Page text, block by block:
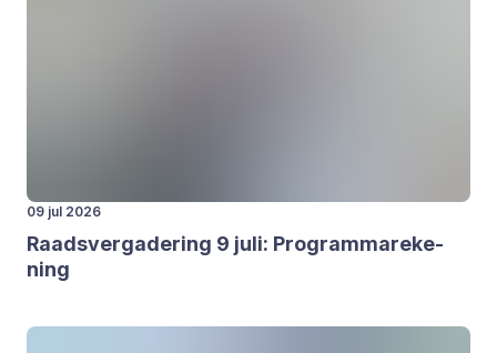
09 jul 2026
Raads­ver­ga­de­ring 9 juli: Pro­gram­ma­re­ke­
ning